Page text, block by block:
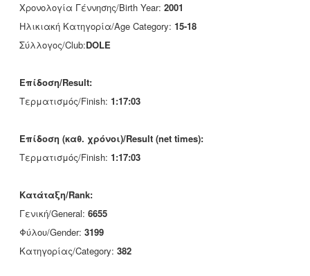
Χρονολογία Γέννησης/Birth Year: 2001
Ηλικιακή Κατηγορία/Age Category: 15-18
Σύλλογος/Club:DOLE
Επίδοση/Result:
Τερματισμός/Finish: 1:17:03
Επίδοση (καθ. χρόνοι)/Result (net times):
Τερματισμός/Finish: 1:17:03
Κατάταξη/Rank:
Γενική/General: 6655
Φύλου/Gender: 3199
Κατηγορίας/Category: 382